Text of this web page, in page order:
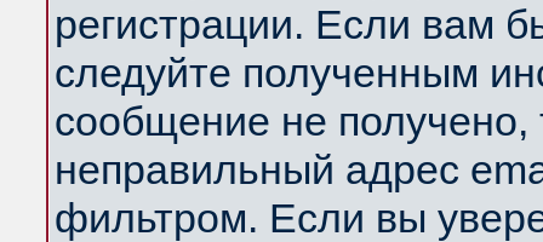
регистрации. Если вам
следуйте полученным
сообщение не получено,
неправильный адрес
фильтром. Если вы